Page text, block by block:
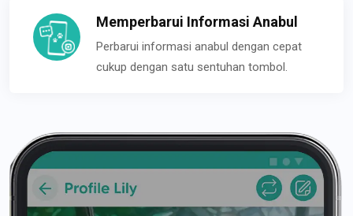
Memperbarui Informasi Anabul
Perbarui informasi anabul dengan cepat
cukup dengan satu sentuhan tombol.